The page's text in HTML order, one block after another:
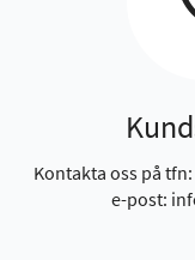
Kontakta oss på tfn:
e-post: